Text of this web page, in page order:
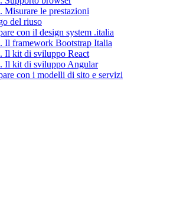
Misurare le prestazioni
del riuso
con il design system .italia
Il framework Bootstrap Italia
Il kit di sviluppo React
Il kit di sviluppo Angular
con i modelli di sito e servizi